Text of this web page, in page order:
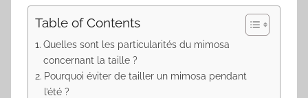
Table of Contents
Quelles sont les particularités du mimosa
concernant la taille ?
Pourquoi éviter de tailler un mimosa pendant
l’été ?